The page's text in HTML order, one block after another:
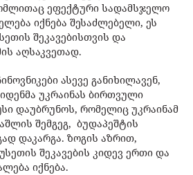
ეფექტური სადამსჯელო
იქნება შესაძლებელი, ეს
შეკავებისთვის და
აღსაკვეთად.
ასევე განიხილავენ,
უკრაინას ბირთვული
დაუბრუნოს, რომელიც უკრაინამ
შემგეგ, ბუდაპეშტის
დაკარგა. ზოგის აზრით,
შეკავების კიდევ ერთი და
იქნება.